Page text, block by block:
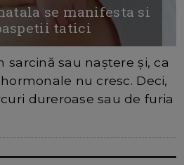
se manifesta si
tatici
sarcină sau naștere și, ca
nu cresc. Deci,
dureroase sau de furia